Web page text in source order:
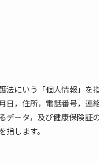
法にいう「個人情報」を
日，住所，電話番号，
データ，及び健康保険
します。